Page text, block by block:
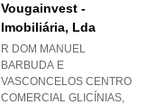
Vougainvest -
Imobiliária, Lda
R DOM MANUEL
BARBUDA E
VASCONCELOS CENTRO
COMERCIAL GLICÍNIAS,